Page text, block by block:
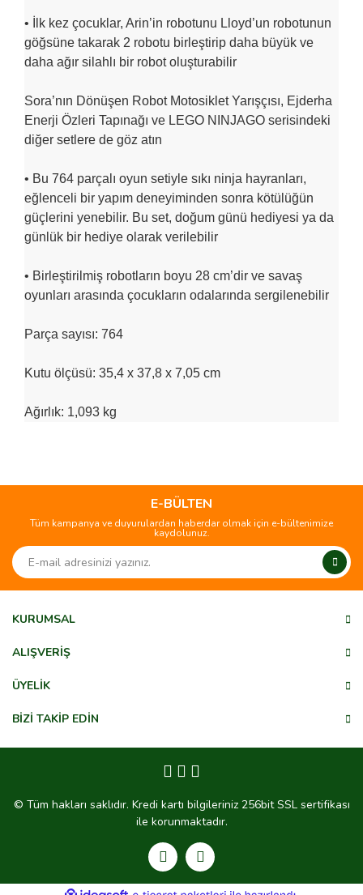
• İlk kez çocuklar, Arin’in robotunu Lloyd’un robotunun
göğsüne takarak 2 robotu birleştirip daha büyük ve
daha ağır silahlı bir robot oluşturabilir
Sora’nın Dönüşen Robot Motosiklet Yarışçısı, Ejderha
Enerji Özleri Tapınağı ve LEGO NINJAGO serisindeki
diğer setlere de göz atın
• Bu 764 parçalı oyun setiyle sıkı ninja hayranları,
eğlenceli bir yapım deneyiminden sonra kötülüğün
güçlerini yenebilir. Bu set, doğum günü hediyesi ya da
günlük bir hediye olarak verilebilir
• Birleştirilmiş robotların boyu 28 cm’dir ve savaş
oyunları arasında çocukların odalarında sergilenebilir
Parça sayısı: 764
Kutu ölçüsü: 35,4 x 37,8 x 7,05 cm
Ağırlık: 1,093 kg
Yorum Yaz
kullanarak tarafımıza iletebilirsiniz.
Görüş ve önerileriniz için teşekkür ederiz.
Ürün açıklamasında eksik bilgiler bulunuyor.
Ürün bilgilerinde hatalar bulunuyor.
E-BÜLTEN
Tüm kampanya ve duyurulardan haberdar olmak için e-bültenimize
kaydolunuz.
KURUMSAL
ALIŞVERİŞ
ÜYELİK
BİZİ TAKİP EDİN
© Tüm hakları saklıdır. Kredi kartı bilgileriniz 256bit SSL sertifikası
ile korunmaktadır.